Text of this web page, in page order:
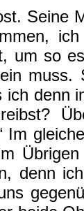
Seine
um so
denn
denn